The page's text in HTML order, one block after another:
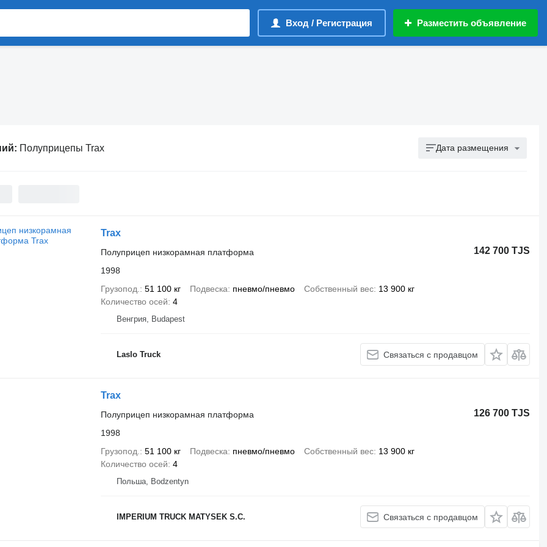
Вход / Регистрация Разместить объявление
Полуприцепы Trax Дата размещения
Trax
142 700 TJS
Полуприцеп низкорамная платформа
1998
Грузопод.
51 100 кг Подвеска пневмо/пневмо Собственный вес 13 900 кг
Количество осей 4
Венгрия, Budapest
Laslo Truck Связаться с продавцом
Trax
126 700 TJS
Полуприцеп низкорамная платформа
1998
Грузопод.
51 100 кг Подвеска пневмо/пневмо Собственный вес 13 900 кг
Количество осей 4
Польша, Bodzentyn
IMPERIUM TRUCK MATYSEK S.C. Связаться с продавцом